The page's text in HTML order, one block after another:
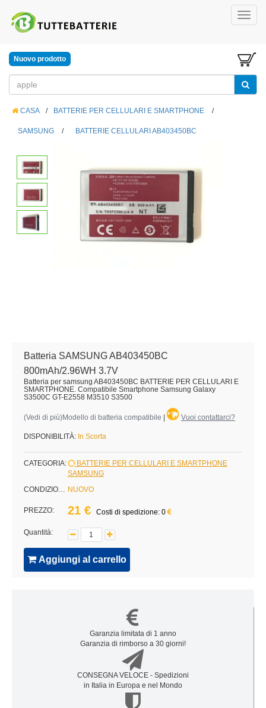
Nuovo prodotto
CASA / BATTERIE PER CELLULARI E SMARTPHONE /
SAMSUNG / BATTERIE CELLULARI AB403450BC
Batteria SAMSUNG AB403450BC
800mAh/2.96WH 3.7V
Batteria per samsung AB403450BC BATTERIE PER CELLULARI E
SMARTPHONE. Compatibile Smartphone Samsung Galaxy
S3500C GT-E2558 M3510 S3500
(Vedi di più)Modello di batteria compatibile Vuoi contattarci?
DISPONIBILITÀ: In Scorta
CATEGORIA:
BATTERIE PER CELLULARI E SMARTPHONE
SAMSUNG
CONDIZIONE: NUOVO
PREZZO: 21 € Costi di spedizione: 0
Quantità:
Aggiungi al carrello
Garanzia limitata di 1 anno
Garanzia di rimborso a 30 giorni!
CONSEGNA VELOCE - Spedizioni
in Italia in Europa e nel Mondo